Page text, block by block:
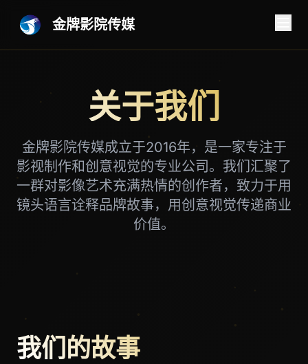
金牌影院传媒
关于我们
金牌影院传媒成立于2016年，是一家专注于
影视制作和创意视觉的专业公司。我们汇聚了
一群对影像艺术充满热情的创作者，致力于用
镜头语言诠释品牌故事，用创意视觉传递商业
价值。
我们的故事